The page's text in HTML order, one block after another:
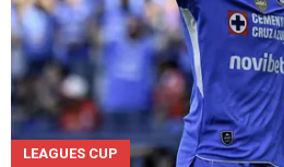
LEAGUES CUP